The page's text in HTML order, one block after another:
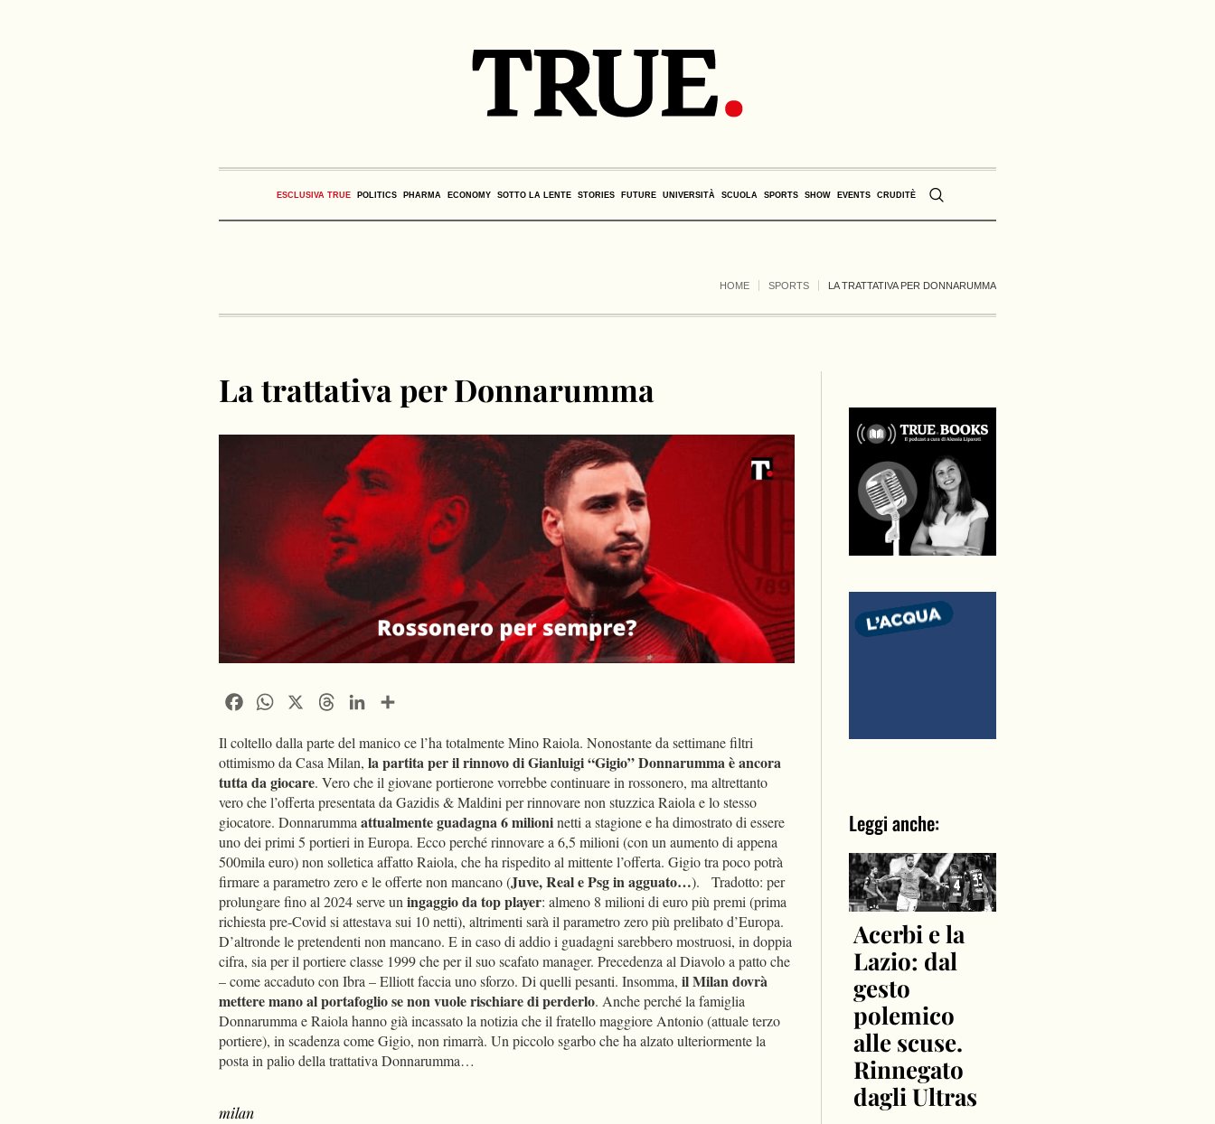
ESCLUSIVA TRUE POLITICS PHARMA ECONOMY SOTTO LA LENTE STORIES FUTURE UNIVERSITÀ SCUOLA SPORTS SHOW EVENTS CRUDITÈ
HOME SPORTS LA TRATTATIVA PER DONNARUMMA
La trattativa per Donnarumma
FacebookWhatsApp ThreadsLinkedIn
Il coltello dalla parte del manico ce l’ha totalmente Mino Raiola. Nonostante da settimane filtri
ottimismo da Casa Milan, la partita per il rinnovo di Gianluigi “Gigio” Donnarumma è ancora
tutta da giocare. Vero che il giovane portierone vorrebbe continuare in rossonero, ma altrettanto
vero che l’offerta presentata da Gazidis & Maldini per rinnovare non stuzzica Raiola e lo stesso
giocatore. Donnarumma attualmente guadagna 6 milioninetti a stagione e ha dimostrato di essere
uno dei primi 5 portieri in Europa. Ecco perché rinnovare a 6,5 milioni (con un aumento di appena
500mila euro) non solletica affatto Raiola, che ha rispedito al mittente l’offerta. Gigio tra poco potrà
firmare a parametro zero e le offerte non mancano (Juve, Real e Psg in agguato…). Tradotto: per
prolungare fino al 2024 serve un ingaggio da top player: almeno 8 milioni di euro più premi (prima
richiesta pre-Covid si attestava sui 10 netti), altrimenti sarà il parametro zero più prelibato d’Europa.
D’altronde le pretendenti non mancano. E in caso di addio i guadagni sarebbero mostruosi, in doppia
cifra, sia per il portiere classe 1999 che per il suo scafato manager. Precedenza al Diavolo a patto che
– come accaduto con Ibra – Elliott faccia uno sforzo. Di quelli pesanti. Insomma, il Milan dovrà
mettere mano al portafoglio se non vuole rischiare di perderlo. Anche perché la famiglia
Donnarumma e Raiola hanno già incassato la notizia che il fratello maggiore Antonio (attuale terzo
portiere), in scadenza come Gigio, non rimarrà. Un piccolo sgarbo che ha alzato ulteriormente la
posta in palio della trattativa Donnarumma…
milan
Leggi anche:
Acerbi e la
Lazio: dal
gesto
polemico
alle scuse.
Rinnegato
dagli Ultras